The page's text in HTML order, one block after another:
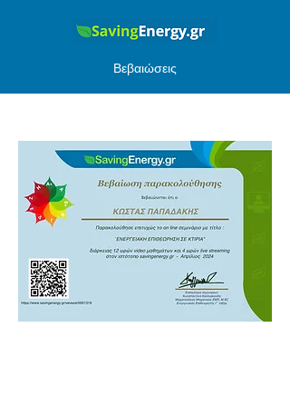
Βεβαιώσεις